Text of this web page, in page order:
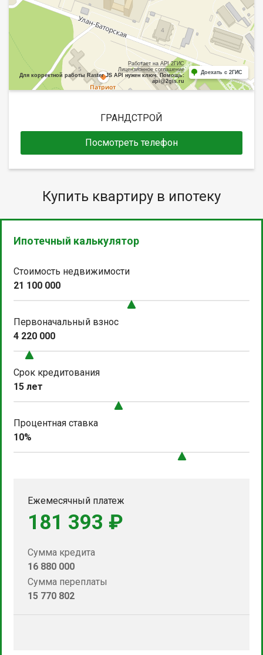
Работает на API 2ГИС
Лицензионное соглашение
Для корректной работы Raster JS API нужен ключ. Помощь:
api@2gis.ru
Доехать с 2ГИС
ГРАНДСТРОЙ
Посмотреть телефон
Купить квартиру в ипотеку
Ипотечный калькулятор
Стоимость недвижимости
21 100 000
Первоначальный взнос
4 220 000
Срок кредитования
15 лет
Процентная ставка
10%
Ежемесячный платеж
181 393 ₽
Сумма кредита
16 880 000
Сумма переплаты
15 770 802